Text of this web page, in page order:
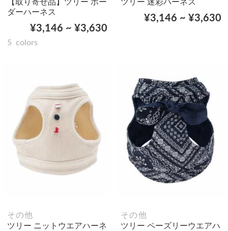
【取り寄せ品】ツリー ボー
ダーハーネス
¥3,146 ~ ¥3,630
5 colors
ツリー 迷彩ハーネス
¥3,146 ~ ¥3,630
その他
ツリー ニットウエアハーネ
その他
ツリー ペーズリーウエアハ